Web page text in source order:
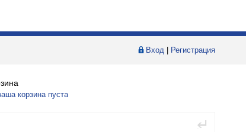
Вход Регистрация
корзина пуста